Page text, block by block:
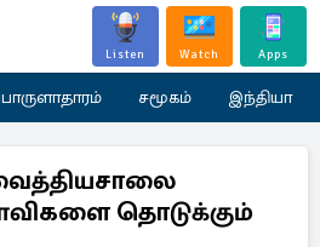
Listen Watch Apps
சமூகம் இந்தியா
தொடுக்கும்